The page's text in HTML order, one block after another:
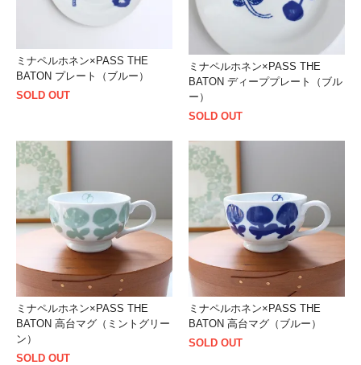
ミナペルホネン×PASS THE
BATON プレート（ブルー）
SOLD OUT
ミナペルホネン×PASS THE
BATON ディーププレート（ブル
ー）
SOLD OUT
ミナペルホネン×PASS THE
BATON 高台マグ（ミントグリー
ン）
SOLD OUT
ミナペルホネン×PASS THE
BATON 高台マグ（ブルー）
SOLD OUT